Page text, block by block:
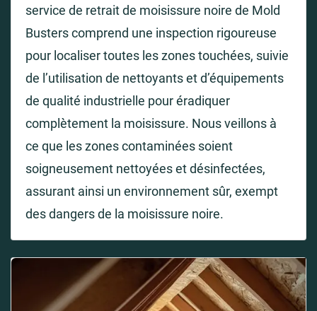
service de retrait de moisissure noire de Mold
Busters comprend une inspection rigoureuse
pour localiser toutes les zones touchées, suivie
de l’utilisation de nettoyants et d’équipements
de qualité industrielle pour éradiquer
complètement la moisissure. Nous veillons à
ce que les zones contaminées soient
soigneusement nettoyées et désinfectées,
assurant ainsi un environnement sûr, exempt
des dangers de la moisissure noire.